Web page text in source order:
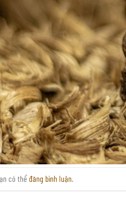
có thểđăng bình luận.